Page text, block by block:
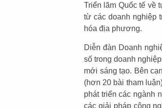
Triển lãm Quốc tế về
từ các doanh nghiệp
hóa địa phương.
Diễn đàn Doanh
số trong doanh
mới sáng tạo. Bên
(hơn 20 bài tham
phát triển các ngành
các giải pháp công